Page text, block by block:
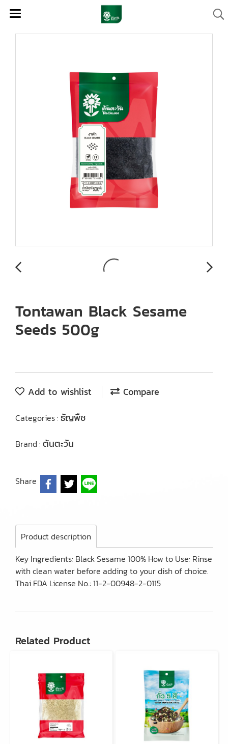
Tontawan Black Sesame
Seeds 500g
Add to wishlist Compare
Categories : ธัญพืช
Brand : ต้นตะวัน
Share
Product description
Key Ingredients: Black Sesame 100% How to Use: Rinse
with clean water before adding to your dish of choice.
Thai FDA License No.: 11-2-00948-2-0115
Related Product